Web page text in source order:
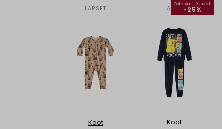
LAPSET
Koot
LAPSET
Osta väh. 3, saat
-25%
Koot